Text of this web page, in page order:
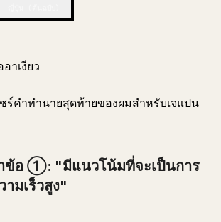
าเงียว
ร์คำทำนายสุดท้ายของผมสำหรับเจแปน
ข้อ ①: "มีแนวโน้มที่จะเป็นการ
มเร็วสูง"